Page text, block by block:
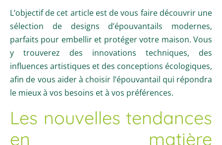
L’objectif de cet article est de vous faire découvrir une
sélection de designs d’épouvantails modernes,
parfaits pour embellir et protéger votre maison. Vous
y trouverez des innovations techniques, des
influences artistiques et des conceptions écologiques,
afin de vous aider à choisir l’épouvantail qui répondra
le mieux à vos besoins et à vos préférences.
Les nouvelles tendances
en matière